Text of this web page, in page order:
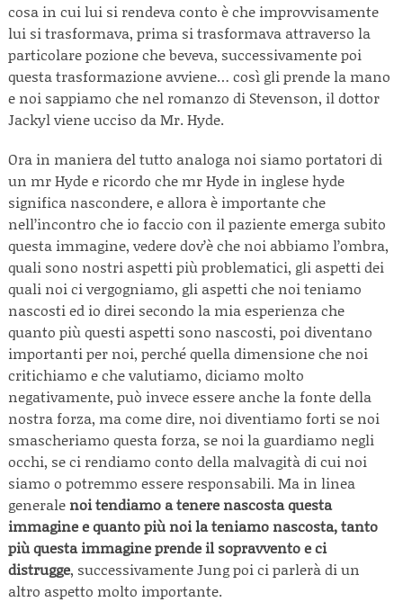
cosa in cui lui si rendeva conto è che improvvisamente
lui si trasformava, prima si trasformava attraverso la
particolare pozione che beveva, successivamente poi
questa trasformazione avviene… così gli prende la mano
e noi sappiamo che nel romanzo di Stevenson, il dottor
Jackyl viene ucciso da Mr. Hyde.
Ora in maniera del tutto analoga noi siamo portatori di
un mr Hyde e ricordo che mr Hyde in inglese hyde
significa nascondere, e allora è importante che
nell’incontro che io faccio con il paziente emerga subito
questa immagine, vedere dov’è che noi abbiamo l’ombra,
quali sono nostri aspetti più problematici, gli aspetti dei
quali noi ci vergogniamo, gli aspetti che noi teniamo
nascosti ed io direi secondo la mia esperienza che
quanto più questi aspetti sono nascosti, poi diventano
importanti per noi, perché quella dimensione che noi
critichiamo e che valutiamo, diciamo molto
negativamente, può invece essere anche la fonte della
nostra forza, ma come dire, noi diventiamo forti se noi
smascheriamo questa forza, se noi la guardiamo negli
occhi, se ci rendiamo conto della malvagità di cui noi
siamo o potremmo essere responsabili. Ma in linea
generalenoi tendiamo a tenere nascosta questa
immagine e quanto più noi la teniamo nascosta, tanto
più questa immagine prende il sopravvento e ci
distrugge, successivamente Jung poi ci parlerà di un
altro aspetto molto importante.